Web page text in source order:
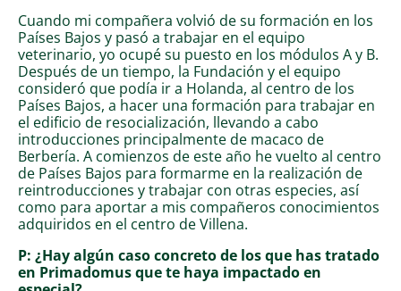
Cuando mi compañera volvió de su formación en los
Países Bajos y pasó a trabajar en el equipo
veterinario, yo ocupé su puesto en los módulos A y B.
Después de un tiempo, la Fundación y el equipo
consideró que podía ir a Holanda, al centro de los
Países Bajos, a hacer una formación para trabajar en
el edificio de resocialización, llevando a cabo
introducciones principalmente de macaco de
Berbería. A comienzos de este año he vuelto al centro
de Países Bajos para formarme en la realización de
reintroducciones y trabajar con otras especies, así
como para aportar a mis compañeros conocimientos
adquiridos en el centro de Villena.
P: ¿Hay algún caso concreto de los que has tratado
en Primadomus que te haya impactado en